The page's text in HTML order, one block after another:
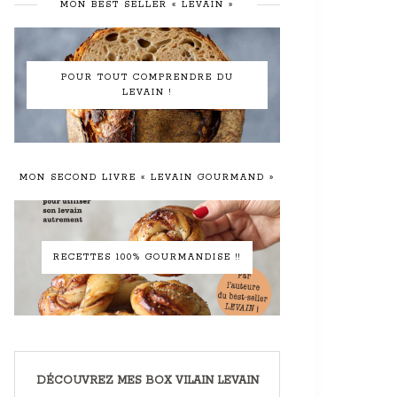
MON BEST SELLER « LEVAIN »
POUR TOUT COMPRENDRE DU
LEVAIN !
MON SECOND LIVRE « LEVAIN GOURMAND »
RECETTES 100% GOURMANDISE !!
DÉCOUVREZ MES BOX VILAIN LEVAIN